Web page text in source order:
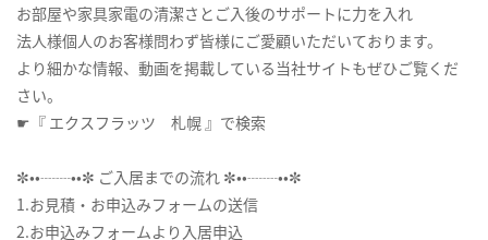
お部屋や家具家電の清潔さとご入後のサポートに力を入れ
法人様個人のお客様問わず皆様にご愛顧いただいております。
より細かな情報、動画を掲載している当社サイトもぜひご覧くだ
さい。
☛『 エクスフラッツ 札幌 』で検索
✼••┈┈••✼ ご入居までの流れ ✼••┈┈••✼
1.お見積・お申込みフォームの送信
2.お申込みフォームより入居申込